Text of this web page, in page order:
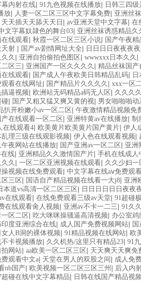
幕内射在线| 91九色视频在线播放| 日韩三四
放| 人妻一区二区三区中文字幕免费| 亚洲丝
天天插天天舔天天日 | av亚洲天堂中文字幕| 在
文字幕奴隷色的舞台03| 亚洲丝袜诱惑精品久
在线观看| 秋霞一区二区三区小说| 国产午夜
天射 | 国产av剧情网址大全| 日日日日夜夜夜
久| 亚洲自拍偷拍色图区 | wwwxxx日本久久 |
区三| 亚洲国产一区久久久久 | 精品丝袜国
线观看| 国产成人午夜欧美日韩精品乱码|
看在线网址| 国产精品片久久久久 | xxx一区
逼视频| 欧洲站无码精品a码无人区 | 久久久
| 国产又粗又猛又爽又黄的视| 男女啪啪啪动
扒开粉嫩小av一区二区 | 午夜激情精品视频免
产在线观看一区二区 | 亚洲特黄av在线播放| 制
在线观看4| 欧美黄片欧美黄片国产黄片| 伊人
乱理三级在线观影视频| 伊人色在线观看视频|
午夜网站在线播放| 国产亚洲av一区二区 | 亚洲
在线| 亚洲精品久久激情国产片| 手机在线成人
久 | 一区二区亚洲视频在线观看| 久久少妇
操视频在线免费观看| 中文字幕在线aⅴ免费观
三区 | 国语自产精品视频在线看一大j8| 亚洲
本道vs高清一区二区三区 | 日日日日日日夜夜
在线观看| 在线免费观看三级av天堂| 91超碰
在线观看肏人视频| 亚洲av不卡一二三| 91久
区二区 | 吃大咪咪操骚逼高清视频| 办公室鸡
度亚洲综合在线| 成人国产免费视频网站|
女人B洞的裸体视频| 91精品视频在线网站| 欧
不卡视频播放| 久久机热/这里只有精品23| 91
拍网站| aa欧美一区二区三区 | 天天爽天天爽免
观看中文a| 天堂在男人的双股之间 | 成人免
nb国产| 欧美视频一区二区三区三州 | 后入内
超碰在线中文字幕精品| 日韩在线国产精品视